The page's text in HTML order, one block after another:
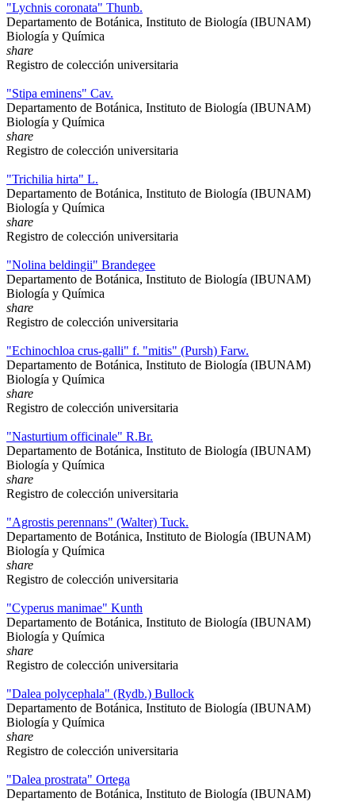
"Lychnis coronata" Thunb.
Departamento de Botánica, Instituto de Biología (IBUNAM)
Biología y Química
share
Registro de colección universitaria
"Stipa eminens" Cav.
Departamento de Botánica, Instituto de Biología (IBUNAM)
Biología y Química
share
Registro de colección universitaria
"Trichilia hirta" L.
Departamento de Botánica, Instituto de Biología (IBUNAM)
Biología y Química
share
Registro de colección universitaria
"Nolina beldingii" Brandegee
Departamento de Botánica, Instituto de Biología (IBUNAM)
Biología y Química
share
Registro de colección universitaria
"Echinochloa crus-galli" f. "mitis" (Pursh) Farw.
Departamento de Botánica, Instituto de Biología (IBUNAM)
Biología y Química
share
Registro de colección universitaria
"Nasturtium officinale" R.Br.
Departamento de Botánica, Instituto de Biología (IBUNAM)
Biología y Química
share
Registro de colección universitaria
"Agrostis perennans" (Walter) Tuck.
Departamento de Botánica, Instituto de Biología (IBUNAM)
Biología y Química
share
Registro de colección universitaria
"Cyperus manimae" Kunth
Departamento de Botánica, Instituto de Biología (IBUNAM)
Biología y Química
share
Registro de colección universitaria
"Dalea polycephala" (Rydb.) Bullock
Departamento de Botánica, Instituto de Biología (IBUNAM)
Biología y Química
share
Registro de colección universitaria
"Dalea prostrata" Ortega
Departamento de Botánica, Instituto de Biología (IBUNAM)